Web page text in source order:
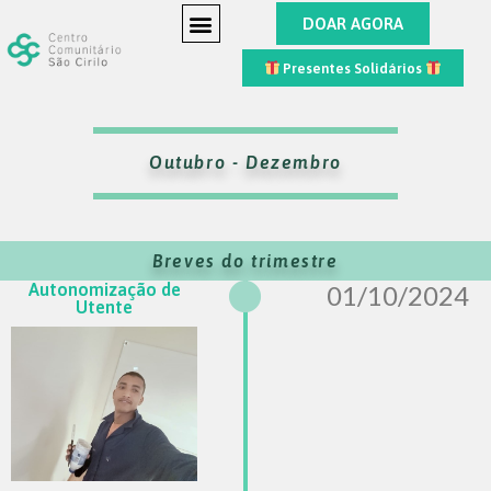
DOAR AGORA
Presentes Solidários
Outubro - Dezembro
Breves do trimestre
Autonomização de
Utente
01/10/2024